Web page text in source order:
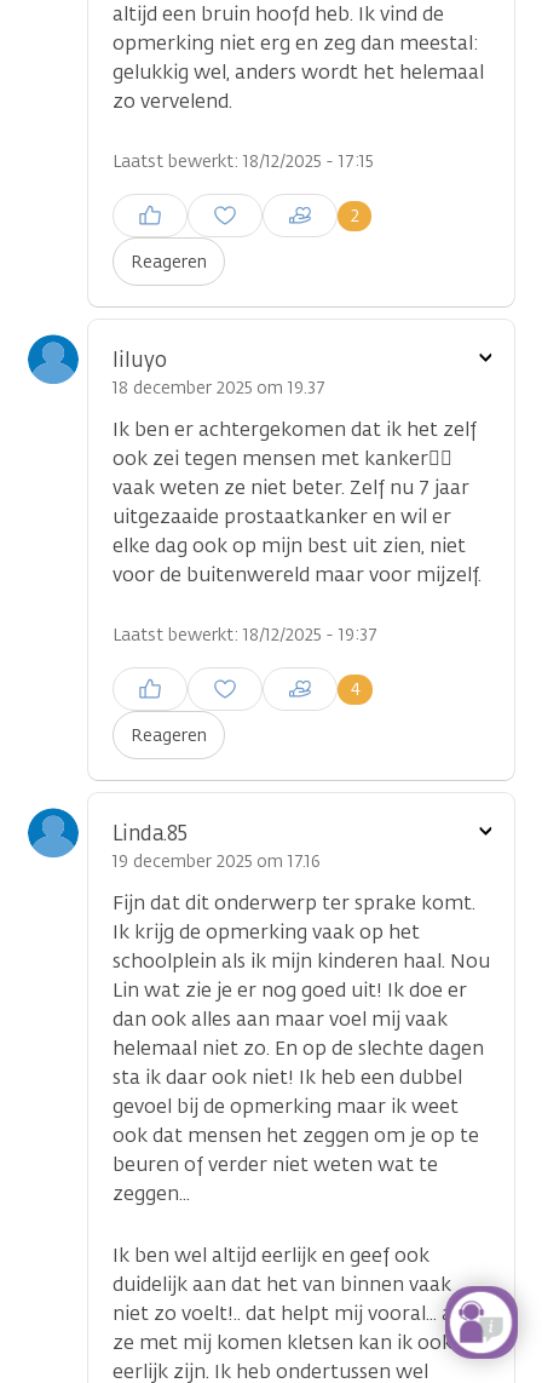
altijd een bruin hoofd heb. Ik vind de
opmerking niet erg en zeg dan meestal:
gelukkig wel, anders wordt het helemaal
zo vervelend.
Laatst bewerkt: 18/12/2025 - 17:15
Reageren
2
Inloggen om een reactie te
plaatsen
liluyo
18 december 2025 om 19.37
Ik ben er achtergekomen dat ik het zelf
ook zei tegen mensen met kanker🤷‍♂️
vaak weten ze niet beter. Zelf nu 7 jaar
uitgezaaide prostaatkanker en wil er
elke dag ook op mijn best uit zien, niet
voor de buitenwereld maar voor mijzelf.
Laatst bewerkt: 18/12/2025 - 19:37
Reageren
4
Inloggen om een reactie te
plaatsen
Toon
Linda.85
19 december 2025 om 17.16
Fijn dat dit onderwerp ter sprake komt.
Ik krijg de opmerking vaak op het
schoolplein als ik mijn kinderen haal. Nou
Lin wat zie je er nog goed uit! Ik doe er
dan ook alles aan maar voel mij vaak
helemaal niet zo. En op de slechte dagen
sta ik daar ook niet! Ik heb een dubbel
gevoel bij de opmerking maar ik weet
ook dat mensen het zeggen om je op te
beuren of verder niet weten wat te
zeggen...
Ik ben wel altijd eerlijk en geef ook
duidelijk aan dat het van binnen vaak
niet zo voelt!.. dat helpt mij vooral... als
ze met mij komen kletsen kan ik ook
eerlijk zijn. Ik heb ondertussen wel
Toon